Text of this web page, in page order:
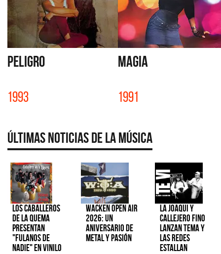
PELIGRO
1993
MAGIA
1991
Últimas Noticias de la Música
Los Caballeros
de la Quema
presentan
"Fulanos de
Nadie" en vinilo
Wacken Open Air
2026: Un
aniversario de
metal y pasión
La Joaqui y
Callejero Fino
lanzan tema y
las redes
estallan